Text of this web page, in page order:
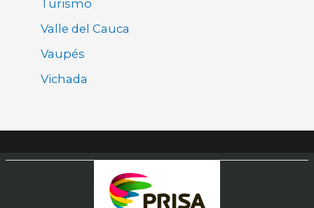
Turismo
Valle del Cauca
Vaupés
Vichada